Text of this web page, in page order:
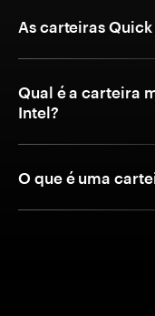
As carteiras
Qual é a carteira
Intel?
O que é uma